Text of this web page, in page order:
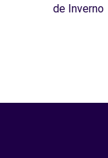
de Inverno